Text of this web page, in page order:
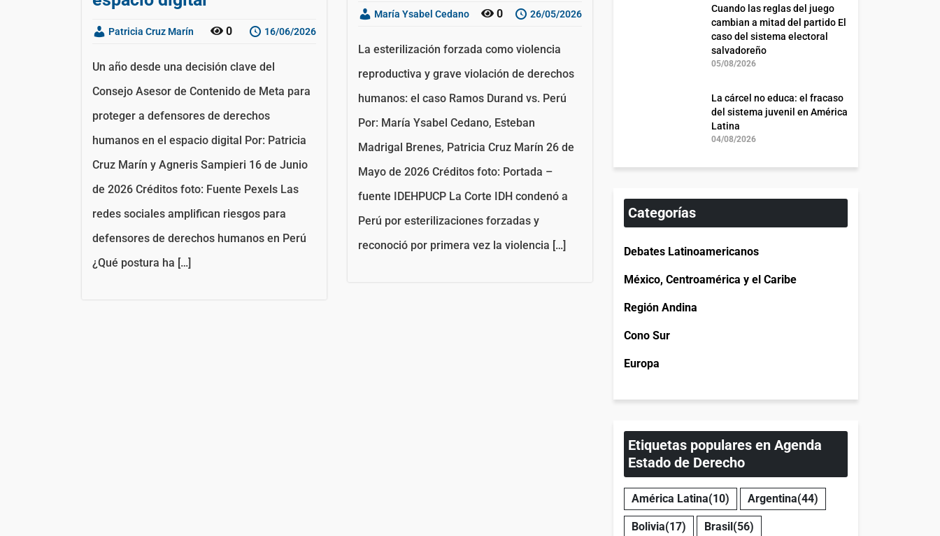
Patricia Cruz Marín 0 16/06/2026
Un año desde una decisión clave del
Consejo Asesor de Contenido de Meta para
proteger a defensores de derechos
humanos en el espacio digital Por: Patricia
Cruz Marín y Agneris Sampieri 16 de Junio
de 2026 Créditos foto: Fuente Pexels Las
redes sociales amplifican riesgos para
defensores de derechos humanos en Perú
¿Qué postura ha […]
María Ysabel Cedano 0 26/05/2026
La esterilización forzada como violencia
reproductiva y grave violación de derechos
humanos: el caso Ramos Durand vs. Perú
Por: María Ysabel Cedano, Esteban
Madrigal Brenes, Patricia Cruz Marín 26 de
Mayo de 2026 Créditos foto: Portada –
fuente IDEHPUCP La Corte IDH condenó a
Perú por esterilizaciones forzadas y
reconoció por primera vez la violencia […]
Cuando las reglas del juego
cambian a mitad del partido El
caso del sistema electoral
salvadoreño
05/08/2026
La cárcel no educa: el fracaso
del sistema juvenil en América
Latina
04/08/2026
Categorías
Debates Latinoamericanos
México, Centroamérica y el Caribe
Región Andina
Cono Sur
Europa
Etiquetas populares en Agenda
Estado de Derecho
América Latina(10) Argentina(44)
Bolivia(17) Brasil (56)